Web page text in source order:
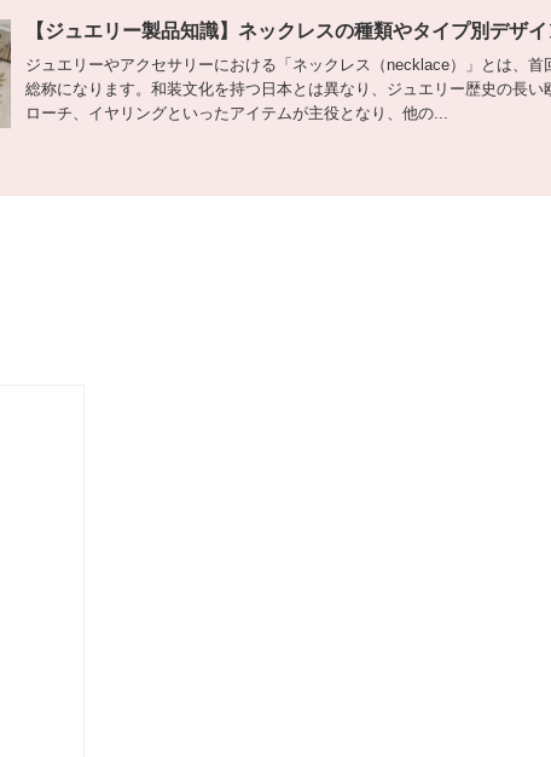
【ジュエリー製品知識】ネックレスの種類やタイプ別デザ
ジュエリーやアクセサリーにおける「ネックレス（necklace）」とは、
総称になります。和装文化を持つ日本とは異なり、ジュエリー歴史の長
ローチ、イヤリングといったアイテムが主役となり、他の...